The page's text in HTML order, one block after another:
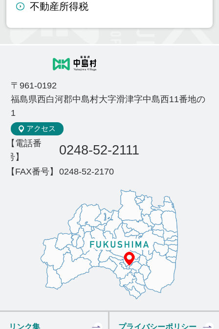
不動産所得税
〒961-0192
福島県西白河郡中島村大字滑津字中島西11番地の
1
アクセス
【電話番
号】
0248-52-2111
【FAX番号】 0248-52-2170
リンク集 プライバシーポリシー